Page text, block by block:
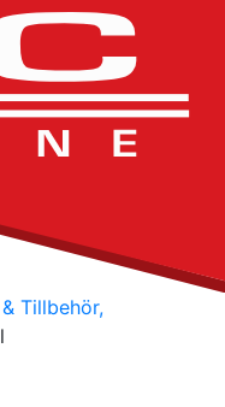
Tillbehör,